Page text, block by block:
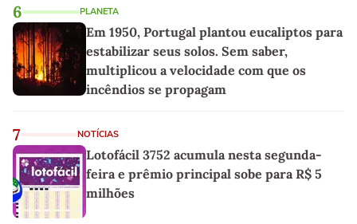
6 PLANETA
Em 1950, Portugal plantou eucaliptos para
estabilizar seus solos. Sem saber,
multiplicou a velocidade com que os
incêndios se propagam
7 NOTÍCIAS
Lotofácil 3752 acumula nesta segunda-
feira e prêmio principal sobe para R$ 5
milhões